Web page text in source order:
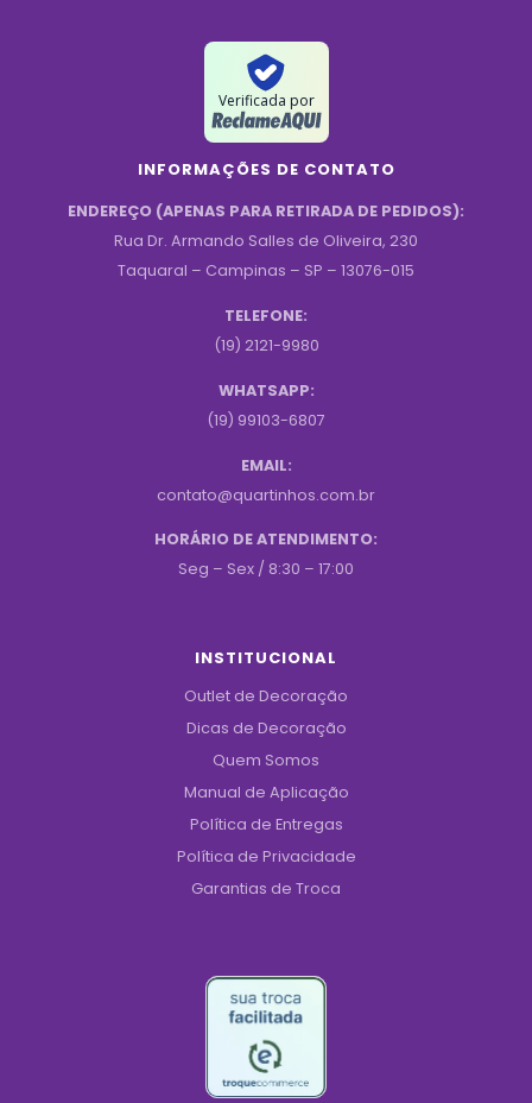
Verificada por
INFORMAÇÕES DE CONTATO
ENDEREÇO (APENAS PARA RETIRADA DE PEDIDOS):
Rua Dr. Armando Salles de Oliveira, 230
Taquaral – Campinas – SP – 13076-015
TELEFONE:
(19) 2121-9980
WHATSAPP:
(19) 99103-6807
EMAIL:
contato@quartinhos.com.br
HORÁRIO DE ATENDIMENTO:
Seg – Sex / 8:30 – 17:00
INSTITUCIONAL
Outlet de Decoração
Dicas de Decoração
Quem Somos
Manual de Aplicação
Política de Entregas
Política de Privacidade
Garantias de Troca